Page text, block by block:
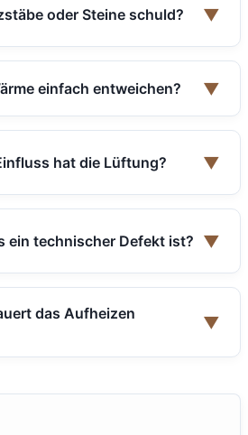
oder Steine schuld? ▼
einfach entweichen? ▼
hat die Lüftung? ▼
ein technischer Defekt ist? ▼
das Aufheizen
▼